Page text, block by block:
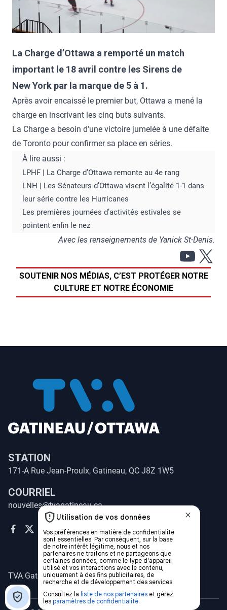
La Charge d’Ottawa a remporté un match
important le 18 avril contre les Sirens de
New York par la marque de 5 à 1.
Après avoir encaissé le premier but, Ottawa a mené la
charge en inscrivant les cinq buts suivants.
La Charge a besoin d’une victoire jumelée à une défaite
de Toronto pour confirmer sa place en séries.
À lire aussi :
LPHF | La Charge d’Ottawa remonte au 4e rang
LNH | Les Sénateurs d’Ottawa visent l’égalité 1-1 dans
leur série contre les Hurricanes
Les premières journées d’activités estivales se
pointent enfin le nez
Avec les renseignements de Yanick St-Denis.
X
SOUTENIR NOS MÉDIAS, C’EST PROTÉGER NOTRE
CULTURE ET NOTRE ÉCONOMIE
STATION
171-A Rue Jean-Proulx, Gatineau, QC J8Z 1W5
COURRIEL
nouvelles@tvagatineau.ca
TVA Gatineau-Ottawa